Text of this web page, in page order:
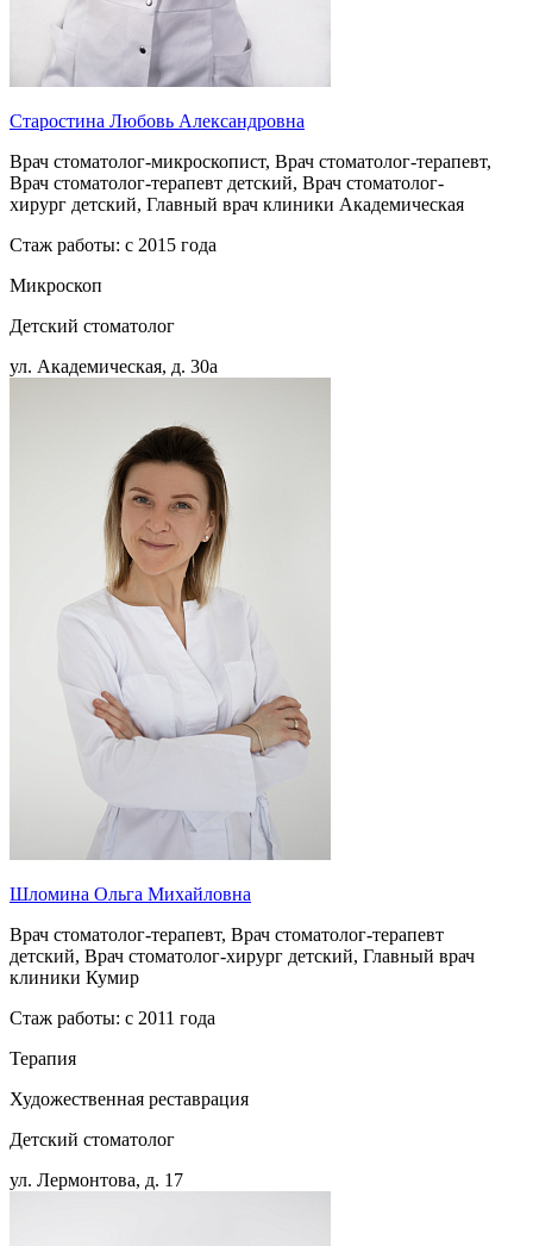
Старостина Любовь Александровна
Врач стоматолог-микроскопист, Врач стоматолог-терапевт,
Врач стоматолог-терапевт детский, Врач стоматолог-
хирург детский, Главный врач клиники Академическая
Стаж работы: с 2015 года
Микроскоп
Детский стоматолог
ул. Академическая, д. 30а
Шломина Ольга Михайловна
Врач стоматолог-терапевт, Врач стоматолог-терапевт
детский, Врач стоматолог-хирург детский, Главный врач
клиники Кумир
Стаж работы: с 2011 года
Терапия
Художественная реставрация
Детский стоматолог
ул. Лермонтова, д. 17